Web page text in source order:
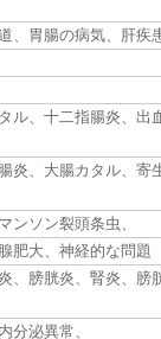
、胃腸の病気、肝疾
ル、十二指腸炎、出
炎、大腸カタル、寄
ンソン裂頭条虫、
肥大、神経的な問題
、膀胱炎、腎炎、膀
分泌異常、